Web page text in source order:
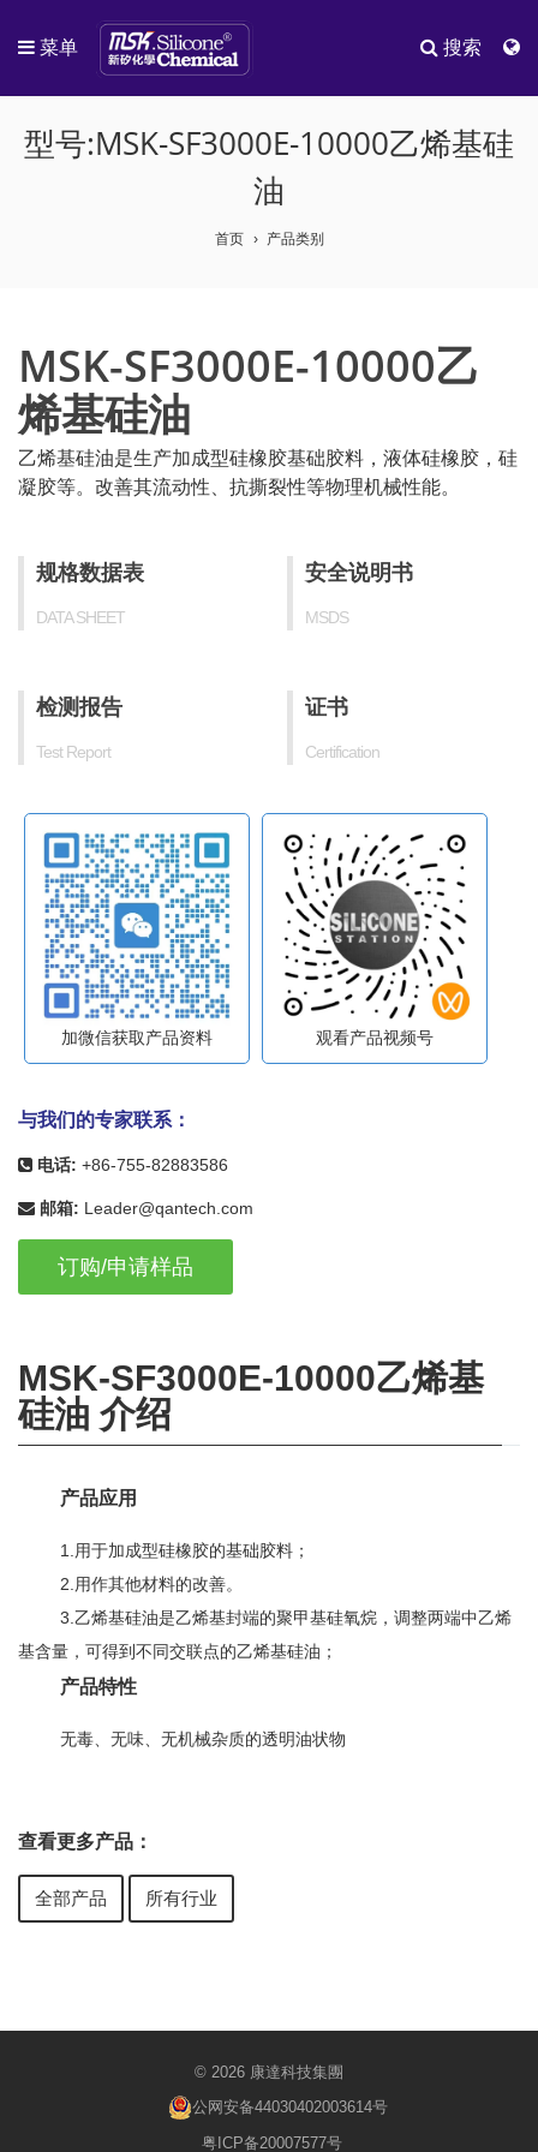
菜单 搜索
型号:MSK-SF3000E-10000乙烯基硅
油
首页 产品类别
MSK-SF3000E-10000乙
烯基硅油
乙烯基硅油是生产加成型硅橡胶基础胶料，液体硅橡胶，硅
凝胶等。改善其流动性、抗撕裂性等物理机械性能。
规格数据表
DATA SHEET
安全说明书
MSDS
检测报告
Test Report
证书
Certification
加微信获取产品资料 观看产品视频号
与我们的专家联系：
电话: +86-755-82883586
邮箱: Leader@qantech.com
订购/申请样品
MSK-SF3000E-10000乙烯基
硅油 介绍
产品应用
1. 用于加成型硅橡胶的基础胶料；
2. 用作其他材料的改善。
3.乙烯基硅油是乙烯基封端的聚甲基硅氧烷，调整两端中乙烯
基含量，可得到不同交联点的乙烯基硅油；
产品特性
无毒、无味、无机械杂质的透明油状物
查看更多产品：
全部产品 所有行业
© 2026 康達科技集團
公网安备44030402003614号
粤ICP备20007577号